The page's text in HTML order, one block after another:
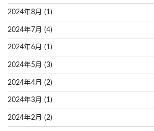
2024年8月 (1)
2024年7月 (4)
2024年6月 (1)
2024年5月 (3)
2024年4月 (2)
2024年3月 (1)
2024年2月 (2)